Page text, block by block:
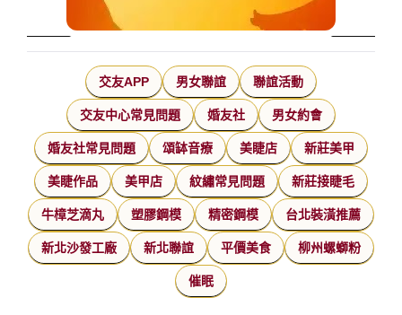
交友APP 男女聯誼 聯誼活動
交友中心常見問題 婚友社 男女約會
婚友社常見問題 頌缽音療 美睫店 新莊美甲
美睫作品 美甲店 紋繡常見問題 新莊接睫毛
牛樟芝滴丸 塑膠鋼模 精密鋼模 台北裝潢推薦
新北沙發工廠 新北聯誼 平價美食 柳州螺螄粉
催眠